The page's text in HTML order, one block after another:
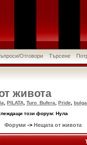
Отговори Търсене
живота
PILATA Turo_Bufera Pride
този форум: Нула
Форуми -> Нещата от живота